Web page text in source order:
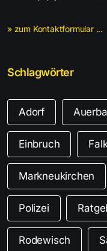
» zum Kontaktformular ...
Schlagwörter
Adorf
Einbruch
Markneukirchen
Polizei
Rodewisch